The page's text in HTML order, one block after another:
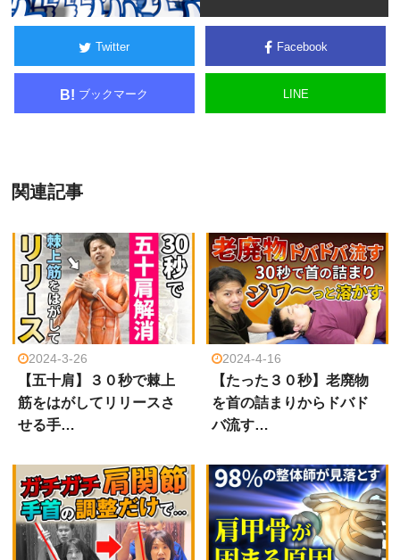
Twitter Facebook
B! ブックマーク LINE
関連記事
2024-3-26
【五十肩】３０秒で棘上
筋をはがしてリリースさ
せる手…
2024-4-16
【たった３０秒】老廃物
を首の詰まりからドバド
バ流す…